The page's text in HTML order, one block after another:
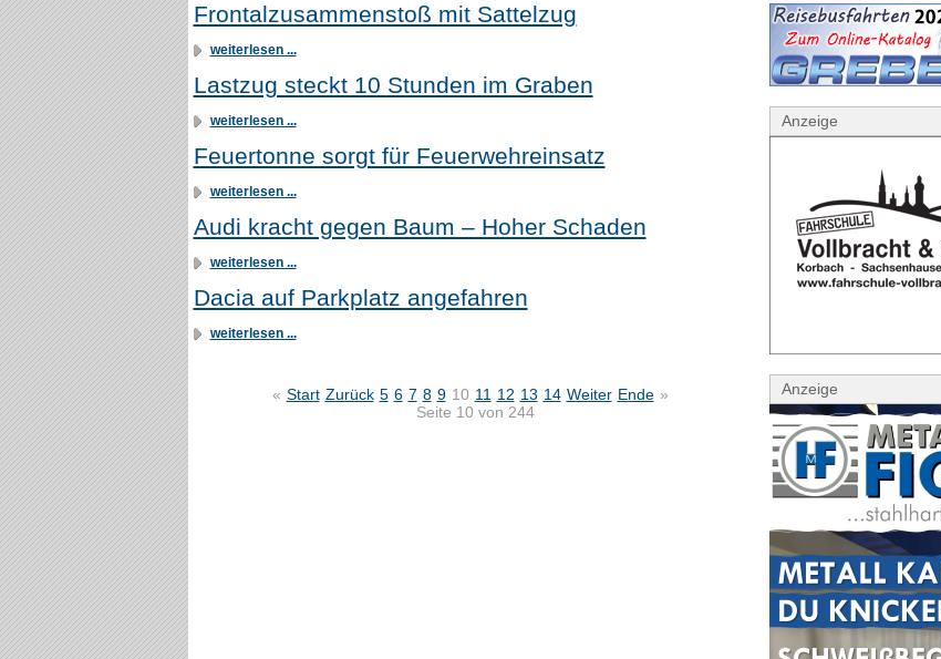
Frontalzusammenstoß mit Sattelzug
weiterlesen ...
Lastzug steckt 10 Stunden im Graben
weiterlesen ...
Feuertonne sorgt für Feuerwehreinsatz
weiterlesen ...
Audi kracht gegen Baum – Hoher Schaden
weiterlesen ...
Dacia auf Parkplatz angefahren
weiterlesen ...
« Start Zurück 5 6 7 8 9 10 11 12 13 14 Weiter Ende »
Seite 10 von 244
Anzeige
Anzeige